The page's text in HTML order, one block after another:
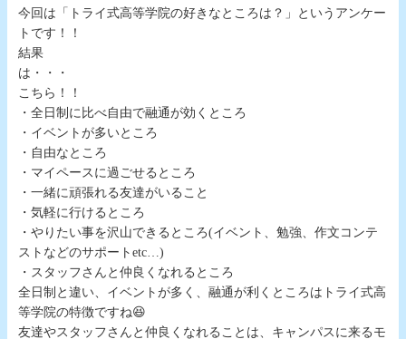
今回は「トライ式高等学院の好きなところは？」というアンケー
トです！！
結果
は・
こちら！！
・全日制に比べ自由で融通が効くところ
・イベントが多いところ
・自由なところ
・マイペースに過ごせるところ
・一緒に頑張れる友達がいること
・気軽に行けるところ
・やりたい事を沢山できるところ(イベント、勉強、作文コンテ
ストなどのサポートetc…)
・スタッフさんと仲良くなれるところ
全日制と違い、イベントが多く、融通が利くところはトライ式高
等学院の特徴ですね😆
友達やスタッフさんと仲良くなれることは、キャンパスに来るモ